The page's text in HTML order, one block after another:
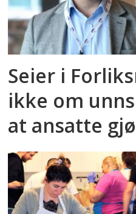
Seier i
ikke om
at ansatte